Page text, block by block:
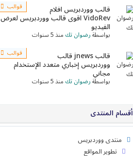
قوالب
قالب ووردبريس افلام
VidoRev اقوى قالب ووردبريس لعرض
الفيديو
بواسطةرضوان تكمنذ 5 سنوات
قوالب
قالب jnews قالب
ووردبريس إخباري متعدد الإستخدام
مجاني
بواسطةرضوان تكمنذ 5 سنوات
أقسام المنتدى
منتدى ووردبريس
تطوير المواقع